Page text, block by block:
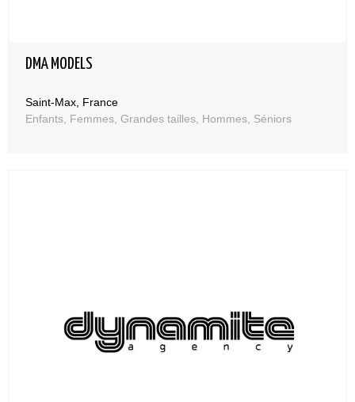
DMA MODELS
Saint-Max, France
Enfants, Femmes, Grandes tailles, Hommes, Séniors